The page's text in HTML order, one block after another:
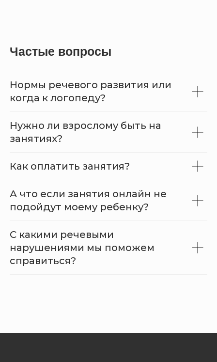
Частые вопросы
Нормы речевого развития или
когда к логопеду?
Нужно ли взрослому быть на
занятиях?
Как оплатить занятия?
А что если занятия онлайн не
подойдут моему ребенку?
С какими речевыми
нарушениями мы поможем
справиться?